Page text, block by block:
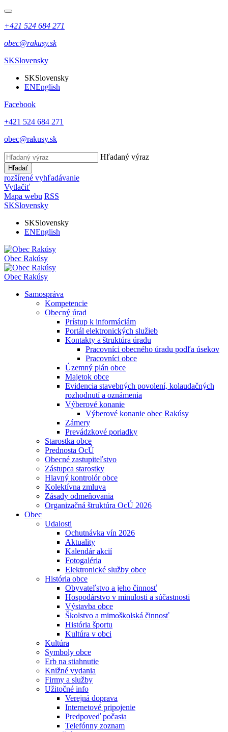
+421 524 684 271
obec@rakusy.sk
SKSlovensky
SKSlovensky
ENEnglish
Facebook
+421 524 684 271
obec@rakusy.sk
Hľadaný výraz
Hľadať
rozšírené vyhľadávanie
Vytlačiť
Mapa webu RSS
SKSlovensky
SKSlovensky
ENEnglish
Obec Rakúsy
Obec Rakúsy
Samospráva
Kompetencie
Obecný úrad
Prístup k informáciám
Portál elektronických služieb
Kontakty a štruktúra úradu
Pracovníci obecného úradu podľa úsekov
Pracovníci obce
Územný plán obce
Majetok obce
Evidencia stavebných povolení, kolaudačných
rozhodnutí a oznámenia
Výberové konanie
Výberové konanie obec Rakúsy
Zámery
Prevádzkové poriadky
Starostka obce
Prednosta OcÚ
Obecné zastupiteľstvo
Zástupca starostky
Hlavný kontrolór obce
Kolektívna zmluva
Zásady odmeňovania
Organizačná štruktúra OcÚ 2026
Obec
Udalosti
Ochutnávka vín 2026
Aktuality
Kalendár akcií
Fotogaléria
Elektronické služby obce
História obce
Obyvateľstvo a jeho činnosť
Hospodárstvo v minulosti a súčastnosti
Výstavba obce
Školstvo a mimoškolská činnosť
História športu
Kultúra v obci
Kultúra
Symboly obce
Erb na stiahnutie
Knižné vydania
Firmy a služby
Užitočné info
Verejná doprava
Internetové pripojenie
Predpoveď počasia
Telefónny zoznam